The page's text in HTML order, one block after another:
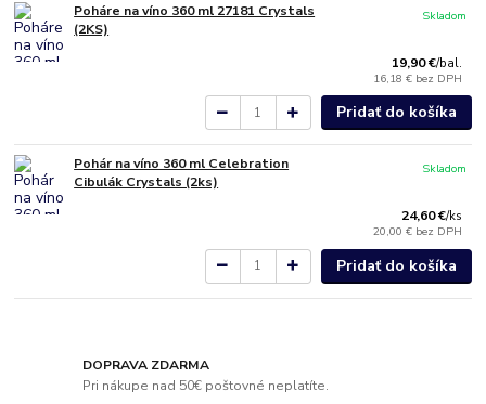
Poháre na víno 360 ml 27181 Crystals
(2KS)
19,90 €/bal.
16,18 € bez DPH
Skladom
Pridať do košíka
Pohár na víno 360 ml Celebration
Cibulák Crystals (2ks)
24,60 €/ks
20,00 € bez DPH
Skladom
Pridať do košíka
DOPRAVA ZDARMA
Pri nákupe nad 50€ poštovné neplatíte.